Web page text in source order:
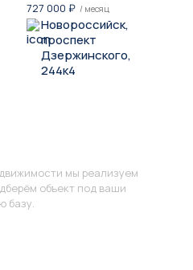
727 000 ₽ / месяц
Новороссийск,
проспект
Дзержинского,
244к4
мы реализуем
объект под ваши
базу.